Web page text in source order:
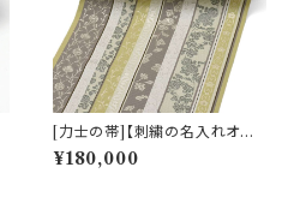
[力士の帯]【刺繍の名入れオプ
ション有】博多帯 名門 西村織物
謹製『什宝間道』正絹 日本製 力
¥180,000